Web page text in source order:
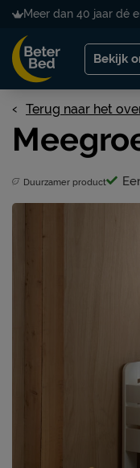
Meer dan 40 jaar dé
Bekijk
Terug naar het
Duurzamer product